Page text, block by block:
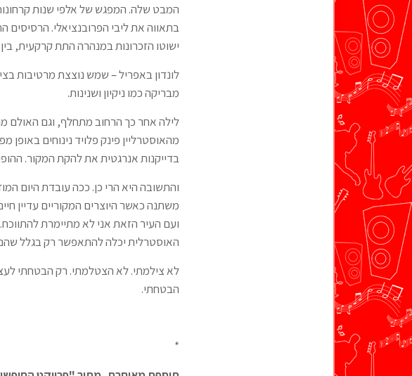
המבט שלה. המפגש של אלפי שנות
בתאווה את ליבי הפרובנציאלי.
ישוטו הזכרונות במנהרה התת קרקעית,
לונדון באפריל – שמש נוצצת מרטיבות
מבריקה כמו ניקיון ושנינות.
לילה אחר כך הרחוב מתחלף, וגם האולם
מהאוסטרליין פינק פלויד נינוחים
בדייקנות אנרגטית את להקת המקור.
והתשובה היא הרי כן. ככה עובדת היום
משתנה כאשר היוצרים המקוריים עדיין
ועם העיר הזאת אני לא מתיימרת
האוסטרלית יכלה להתאפשר רק בגלל
לא צילמתי. לא הצטלמתי. רק הבטחתי
הבטחתי.
*